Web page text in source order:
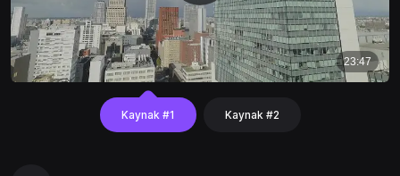
Kaynak #1 Kaynak #2